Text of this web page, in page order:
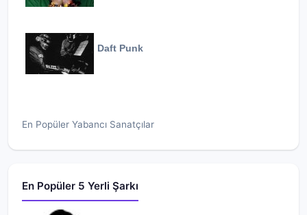
Daft Punk
En Popüler Yabancı Sanatçılar
En Popüler 5 Yerli Şarkı